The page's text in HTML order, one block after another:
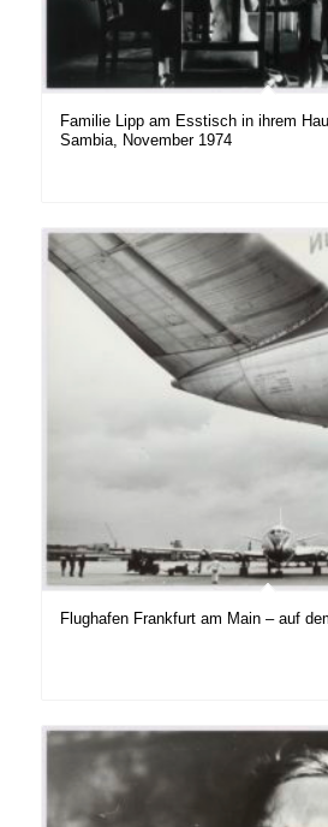
Familie Lipp am Esstisch in ihrem
Sambia, November 1974
Flughafen Frankfurt am Main – auf